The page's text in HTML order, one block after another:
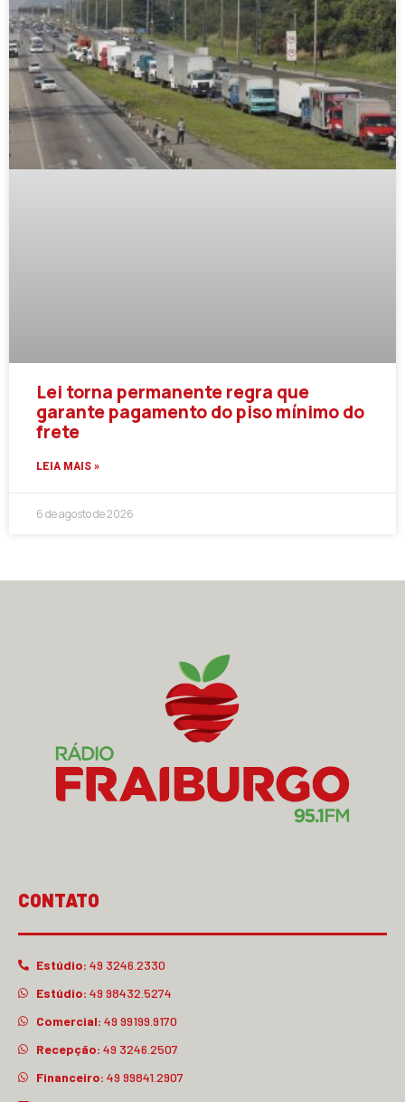
Lei torna permanente regra que
garante pagamento do piso mínimo do
frete
LEIA MAIS »
6 de agosto de 2026
CONTATO
Estúdio: 49 3246.2330
Estúdio: 49 98432.5274
Comercial: 49 99199.9170
Recepção: 49 3246.2507
Financeiro: 49 99841.2907